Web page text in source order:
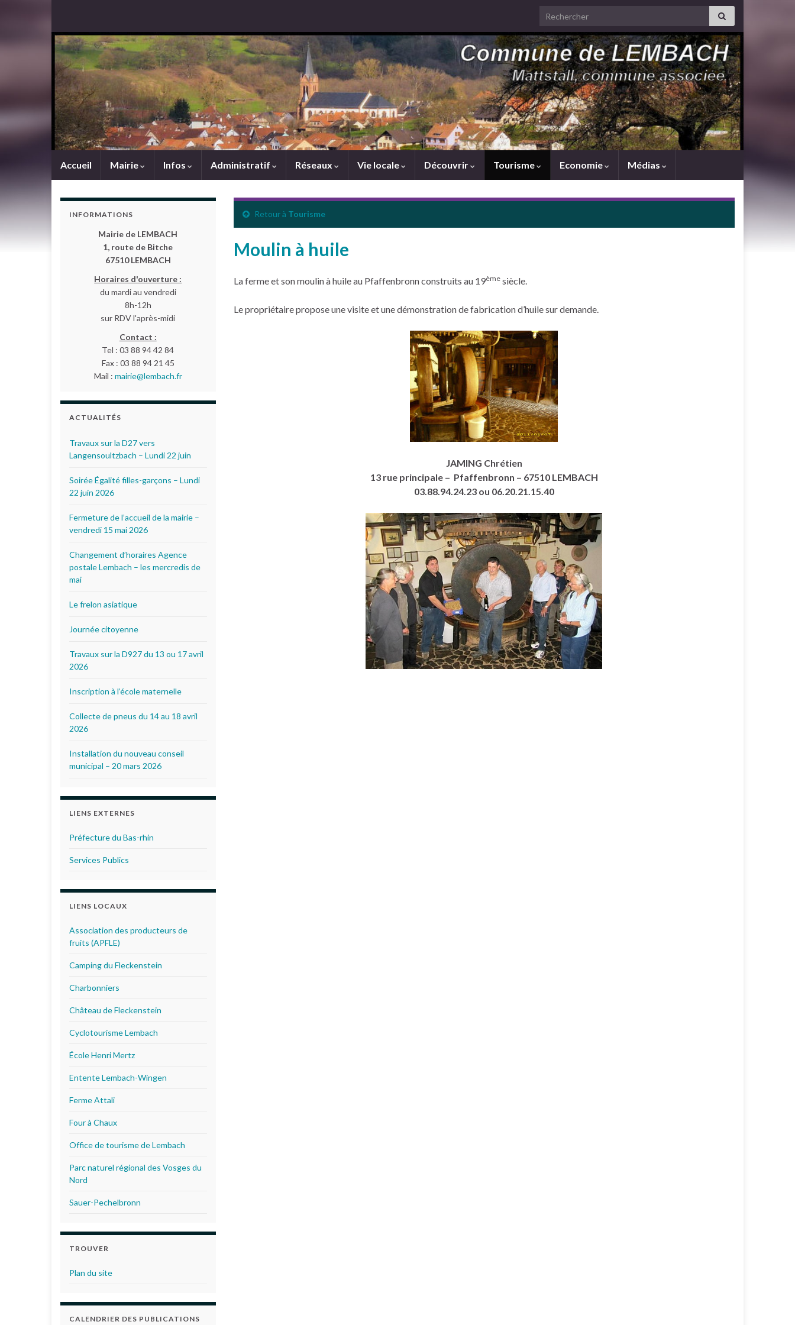
Search for:
Accueil Mairie Infos Administratif Réseaux Vie locale Découvrir Tourisme Economie Médias
Retour à Tourisme
Moulin à huile
La ferme et son moulin à huile au Pfaffenbronn construits au 19èmesiècle.
Le propriétaire propose une visite et une démonstration de fabrication d’huile sur demande.
JAMING Chrétien
13 rue principale – Pfaffenbronn – 67510 LEMBACH
03.88.94.24.23 ou 06.20.21.15.40
INFORMATIONS
Mairie de LEMBACH
1, route de Bitche
67510 LEMBACH
Horaires d'ouverture :
du mardi au vendredi
8h-12h
sur RDV l'après-midi
Contact :
Tel : 03 88 94 42 84
Fax : 03 88 94 21 45
Mail : mairie@lembach.fr
ACTUALITÉS
Travaux sur la D27 vers
Langensoultzbach – Lundi 22 juin
Soirée Égalité filles-garçons – Lundi
22 juin 2026
Fermeture de l’accueil de la mairie –
vendredi 15 mai 2026
Changement d’horaires Agence
postale Lembach – les mercredis de
mai
Le frelon asiatique
Journée citoyenne
Travaux sur la D927 du 13 ou 17 avril
2026
Inscription à l’école maternelle
Collecte de pneus du 14 au 18 avril
2026
Installation du nouveau conseil
municipal – 20 mars 2026
LIENS EXTERNES
Préfecture du Bas-rhin
Services Publics
LIENS LOCAUX
Association des producteurs de
fruits (APFLE)
Camping du Fleckenstein
Charbonniers
Château de Fleckenstein
Cyclotourisme Lembach
École Henri Mertz
Entente Lembach-Wingen
Ferme Attali
Four à Chaux
Office de tourisme de Lembach
Parc naturel régional des Vosges du
Nord
Sauer-Pechelbronn
TROUVER
Plan du site
CALENDRIER DES PUBLICATIONS